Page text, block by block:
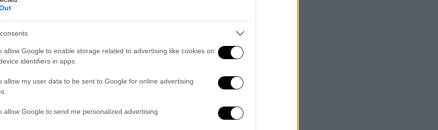
allow Google to enable storage related to advertising like cookies on
identifiers in apps.
allow my user data to be sent to Google for online advertising
allow Google to send me personalized advertising.
να τελειώνει»
δήλωσε χθες από το
και Κίεβο «θα κάνουν κάτι γιατί ο